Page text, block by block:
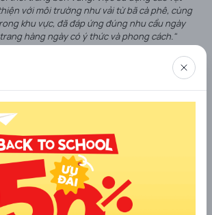
với môi trường như vải từ bã cà phê, cùng
khu vực, đã đáp ứng đúng nhu cầu ngày
hàng ngày có ý thức và phong cách."
ở mọi điểm chạm, từ hệ thống cửa hàng
trực tuyến.
cũng lọt top 10 các thương hiệu hàng đầu